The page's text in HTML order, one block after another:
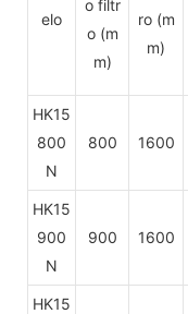
elo
o filtr
o (m
m)
ro (m
m)
HK15
800
N
800 1600
HK15
900
N
900 1600
HK15